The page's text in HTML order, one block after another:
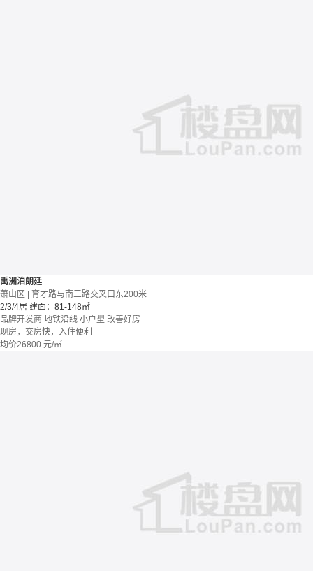
禹洲泊朗廷
萧山区 | 育才路与南三路交叉口东200米
2/3/4居 建面：81-148㎡
品牌开发商 地铁沿线 小户型 改善好房
现房，交房快，入住便利
均价26800 元/㎡